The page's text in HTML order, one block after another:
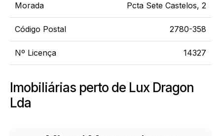
Morada Pcta Sete Castelos, 2
Código Postal 2780-358
Nº Licença 14327
Imobiliárias perto de Lux Dragon
Lda